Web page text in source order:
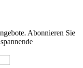
Abonnieren Sie